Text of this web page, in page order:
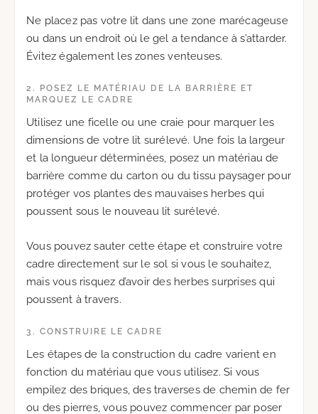
Ne placez pas votre lit dans une zone marécageuse
ou dans un endroit où le gel a tendance à s’attarder.
Évitez également les zones venteuses.
2. POSEZ LE MATÉRIAU DE LA BARRIÈRE ET
MARQUEZ LE CADRE
Utilisez une ficelle ou une craie pour marquer les
dimensions de votre lit surélevé. Une fois la largeur
et la longueur déterminées, posez un matériau de
barrière comme du carton ou du tissu paysager pour
protéger vos plantes des mauvaises herbes qui
poussent sous le nouveau lit surélevé.
Vous pouvez sauter cette étape et construire votre
cadre directement sur le sol si vous le souhaitez,
mais vous risquez d’avoir des herbes surprises qui
poussent à travers.
3. CONSTRUIRE LE CADRE
Les étapes de la construction du cadre varient en
fonction du matériau que vous utilisez. Si vous
empilez des briques, des traverses de chemin de fer
ou des pierres, vous pouvez commencer par poser